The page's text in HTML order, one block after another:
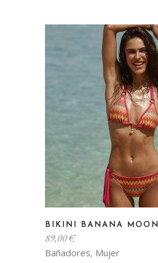
Bañadores, Mujer
BIKINI BANANA MOON
89,00€